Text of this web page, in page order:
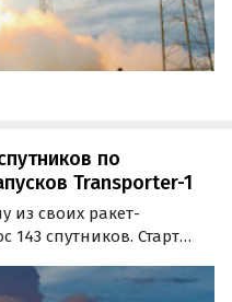
по
Transporter-1
из своих ракет-
143 спутников. Старт
Falcon 9 начнется со